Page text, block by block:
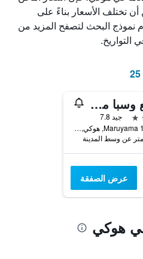
تختلف الأسعار بناءً على
نموذج البحث لتصفح المزيد من
التواريخ.
منتجع وسبا ميركيور توتوري دايسين
جيد 7.8
1647-13 Maruyama, هوكي, اليابان
عرض الصفقة
هوكي